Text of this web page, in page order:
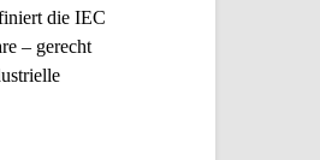
die IEC
– gerecht